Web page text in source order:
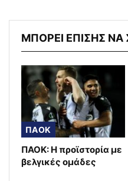
ΜΠΟΡΕΙ ΕΠΙΣΗΣ ΝΑ
ΠΑΟΚ
ΠΑΟΚ: Η προϊστορία με
βελγικές ομάδες